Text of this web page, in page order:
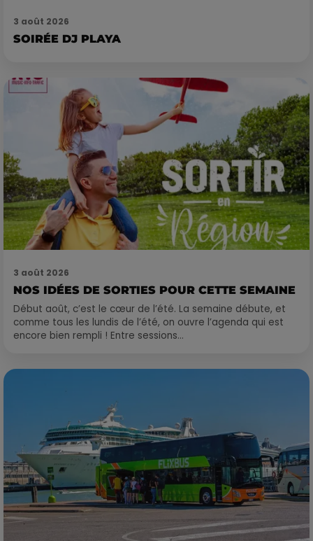
3 août 2026
SOIRÉE DJ PLAYA
3 août 2026
NOS IDÉES DE SORTIES POUR CETTE SEMAINE
Début août, c’est le cœur de l’été. La semaine débute, et
comme tous les lundis de l’été, on ouvre l’agenda qui est
encore bien rempli ! Entre sessions...